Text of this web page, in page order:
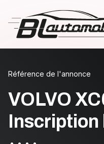
Référence de l'annonce
VOLVO
Inscription